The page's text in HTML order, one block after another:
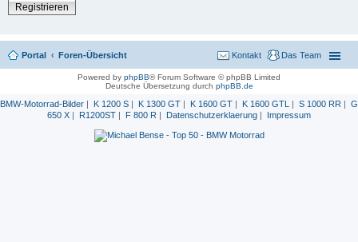
Registrieren
Portal Foren-Übersicht Das Team
Kontakt
Powered by phpBB® Forum Software © phpBB Limited
Deutsche Übersetzung durch phpBB.de
BMW-Motorrad-Bilder | K 1200 S | K 1300 GT | K 1600 GT | K 1600 GTL | S 1000 RR | G
650 X | R1200ST | F 800 R | Datenschutzerklaerung | Impressum